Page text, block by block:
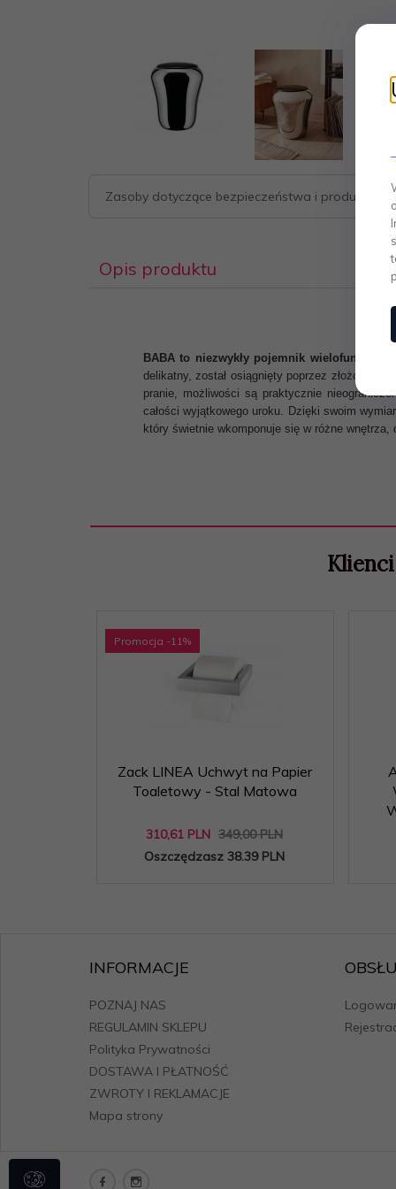
Zasoby dotyczące bezpieczeństwa i produktów
Opis produktu
BABA to niezwykły pojemnik
delikatny, został osiągnięty poprzez złożony
pranie, możliwości są praktycznie
całości wyjątkowego uroku. Dzięki swoim
który świetnie wkomponuje się w różne
Promocja -11%
Zack LINEA Uchwyt na Papier
Toaletowy - Stal Matowa
310,61 PLN 349,00 PLN
Oszczędzasz 38.39 PLN
INFORMACJE
POZNAJ NAS
REGULAMIN SKLEPU
Polityka Prywatności
DOSTAWA I PŁATNOŚĆ
ZWROTY I REKLAMACJE
Mapa strony